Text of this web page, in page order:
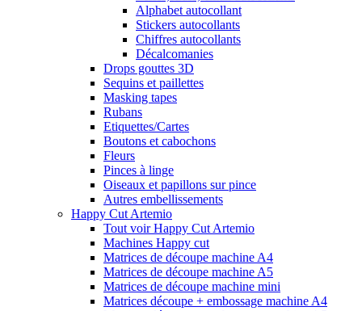
Alphabet autocollant
Stickers autocollants
Chiffres autocollants
Décalcomanies
Drops gouttes 3D
Sequins et paillettes
Masking tapes
Rubans
Etiquettes/Cartes
Boutons et cabochons
Fleurs
Pinces à linge
Oiseaux et papillons sur pince
Autres embellissements
Happy Cut Artemio
Tout voir Happy Cut Artemio
Machines Happy cut
Matrices de découpe machine A4
Matrices de découpe machine A5
Matrices de découpe machine mini
Matrices découpe + embossage machine A4